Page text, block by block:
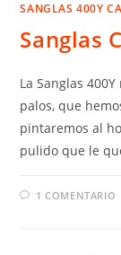
SANGLAS 400Y
Sanglas
La Sanglas
palos, que
pintaremos al
pulido que le
1 COMENTARIO